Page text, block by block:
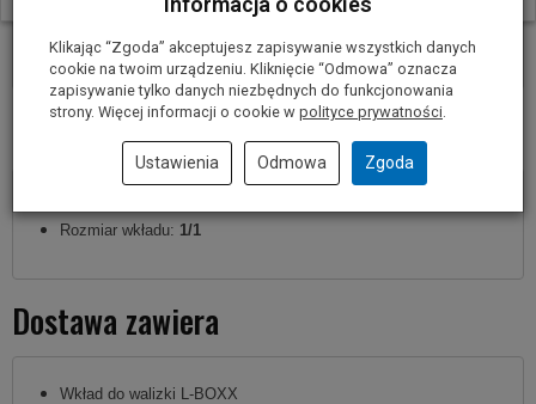
piła szablastaGSA 18 V-LI BOSCH
Parametry techniczne
Rozmiar wkładu: 1/1
Dostawa zawiera
Wkład do walizki L-BOXX
Klikając “Zgoda” akceptujesz zapisywanie wszystkich danych
cookie na twoim urządzeniu. Kliknięcie “Odmowa” oznacza
zapisywanie tylko danych niezbędnych do funkcjonowania
strony. Więcej informacji o cookie w polityce prywatności.
Ustawienia Odmowa Zgoda